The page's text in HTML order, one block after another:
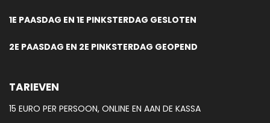
1E PAASDAG EN 1E PINKSTERDAG GESLOTEN
2E PAASDAG EN 2E PINKSTERDAG GEOPEND
TARIEVEN
15 EURO PER PERSOON, ONLINE EN AAN DE KASSA